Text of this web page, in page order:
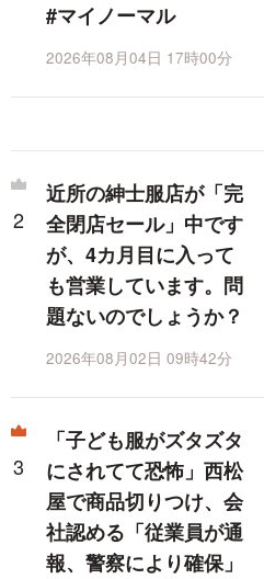
#マイノーマル
2026年08月04日 17時00分
近所の紳士服店が「完
全閉店セール」中です
が、4カ月目に入って
も営業しています。問
題ないのでしょうか？
2026年08月02日 09時42分
「子ども服がズタズタ
にされてて恐怖」西松
屋で商品切りつけ、会
社認める「従業員が通
報、警察により確保」